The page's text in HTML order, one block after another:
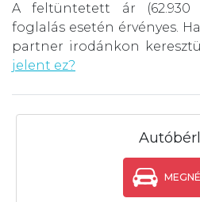
A feltüntetett ár (62.930
foglalás esetén érvényes.
partner irodánkon
jelent ez?